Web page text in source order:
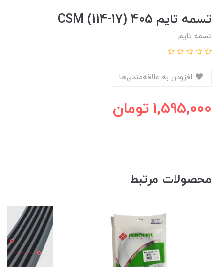
تسمه تايم 405 (17-114) CSM
تسمه تایم
1,595,000 تومان
محصولات مرتبط